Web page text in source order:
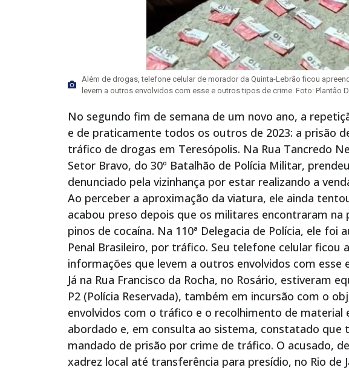
Além de drogas, telefone celular de morador da Quinta-Lebrão ficou
levem a outros envolvidos com esse e outros tipos de crime. Foto: Plantão
No segundo fim de semana de um novo ano, a
e de praticamente todos os outros de 2023: a prisão
tráfico de drogas em Teresópolis. Na Rua Tancredo
Setor Bravo, do 30º Batalhão de Polícia Militar,
denunciado pela vizinhança por estar realizando a
Ao perceber a aproximação da viatura, ele ainda
acabou preso depois que os militares encontraram na
pinos de cocaína. Na 110ª Delegacia de Polícia, ele
Penal Brasileiro, por tráfico. Seu telefone celular ficou
informações que levem a outros envolvidos com esse
Já na Rua Francisco da Rocha, no Rosário, estiveram
P2 (Polícia Reservada), também em incursão com o
envolvidos com o tráfico e o recolhimento de
abordado e, em consulta ao sistema, constatado que
mandado de prisão por crime de tráfico. O acusado,
xadrez local até transferência para presídio, no Rio de